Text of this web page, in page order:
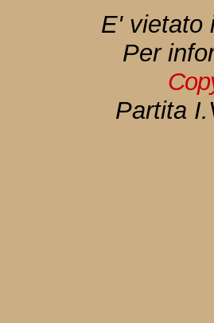
E' vietato
Per
Partita